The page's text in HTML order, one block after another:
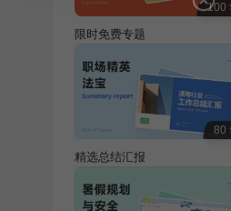
100
限时免费专题
80
精选总结汇报